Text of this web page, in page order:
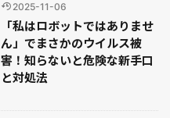
2025-11-06
「私はロボットではありませ
ん」でまさかのウイルス被
害！知らないと危険な新手口
と対処法